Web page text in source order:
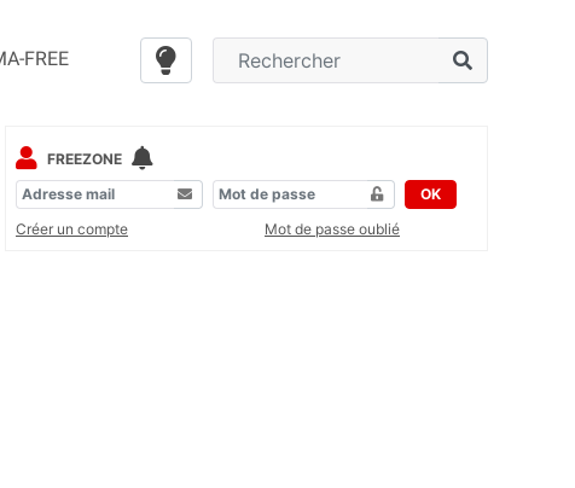
FREE
FREEZONE
OK
Créer un compte
Mot de passe oublié